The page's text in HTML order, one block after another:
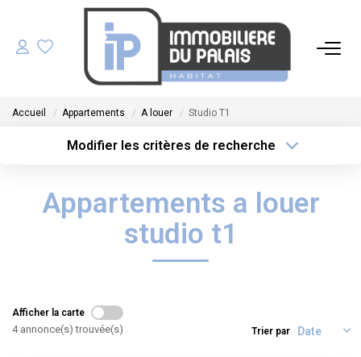
ACHETER
ESTIMER
Accueil Appartements A louer Studio T1
Modifier les critères de recherche
Sélectionnez...
Type de bien
Surface min
Appartements a louer
studio t1
Afficher la carte
4 annonce(s) trouvée(s) Trier par